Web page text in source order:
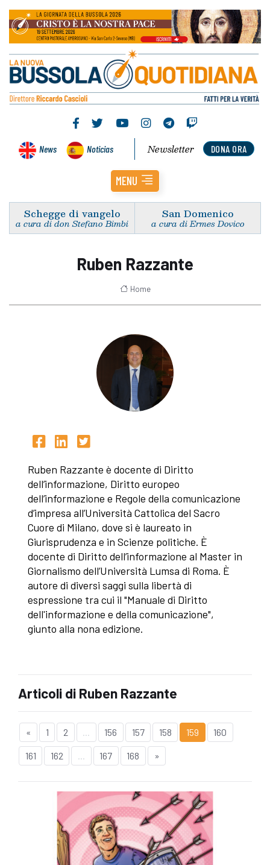
News Noticias DONA ORA
Newsletter
MENU
Schegge di vangelo
a cura di don Stefano Bimbi
San Domenico
a cura di Ermes Dovico
Ruben Razzante
Home
Ruben Razzante è docente di Diritto
dell’informazione, Diritto europeo
dell’informazione e Regole della comunicazione
d’impresa all’Università Cattolica del Sacro
Cuore di Milano, dove si è laureato in
Giurisprudenza e in Scienze politiche. È
docente di Diritto dell’informazione al Master in
Giornalismo dell’Università Lumsa di Roma. È
autore di diversi saggi sulla libertà di
espressione tra cui il "Manuale di Diritto
dell'informazione e della comunicazione",
giunto alla nona edizione.
Articoli di Ruben Razzante
« 1 2 156 157 158 159 160
161 162 ... 167 168 »